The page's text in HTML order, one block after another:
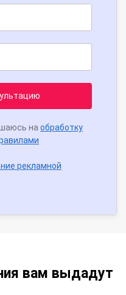
на обработку
рекламной
вам выдадут